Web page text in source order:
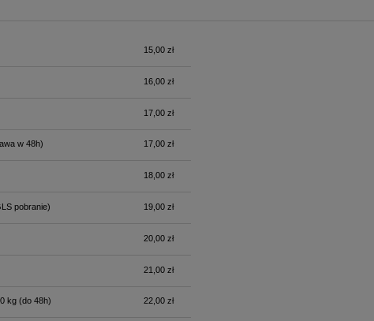
15,00 zł
16,00 zł
17,00 zł
w 48h) 17,00 zł
18,00 zł
pobranie) 19,00 zł
20,00 zł
21,00 zł
kg(do 48h) 22,00 zł